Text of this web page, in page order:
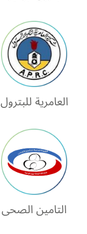
العامرية للبترول
التامين الصحى